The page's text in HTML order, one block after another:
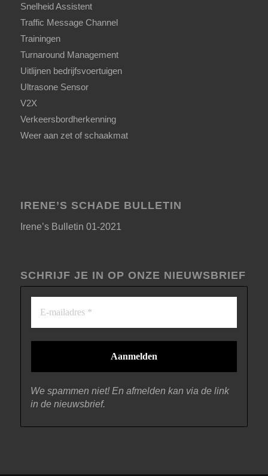
Snelheid Assistent
Traffic Message Channel
Trainingen
Turnaround Management
Uitlijnen bedrijfsvoertuigen
Ultrasone Sensor
V2X
Verkeersbordherkenning
Weer aan zet of schaakmat
IRENE’S SCHADE BULLETIN
Irene’s Bulletin 01-2021
SCHRIJF JE IN OP ONZE NIEUWSBRIEF
We spammen niet! En afmelden kan via de link
in de nieuwsbrief.